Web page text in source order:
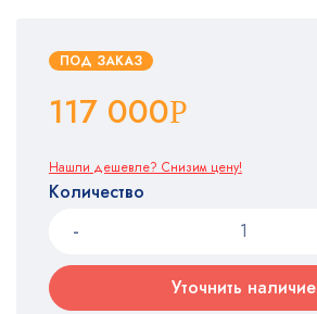
ПОД ЗАКАЗ
117 000Р
Нашли дешевле? Снизим цену!
Количество
Уточнить наличие